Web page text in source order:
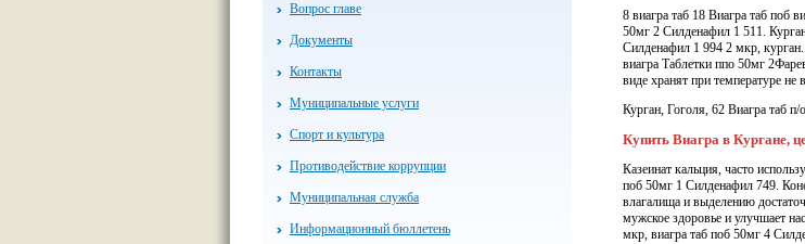
Вопрос главе
Документы
Контакты
Муниципальные услуги
Спорт и культура
Противодействие коррупции
Муниципальная служба
Информационный бюллетень
8 виагра таб 18 Виагра таб поб
50мг 2 Силденафил 1 511.
Силденафил 1 994 2 мкр,
виагра Таблетки ппо 50мг
виде хранят при температуре не
Курган, Гоголя, 62 Виагра таб
Купить Виагра в Кургане,
Казеинат кальция, часто
поб 50мг 1 Силденафил 749.
влагалища и выделению
мужское здоровье и улучшает
мкр, виагра таб поб 50мг 4